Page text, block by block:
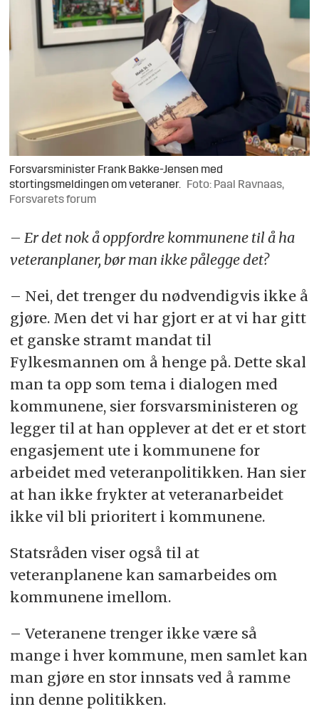
Forsvarsminister Frank Bakke-Jensen med
stortingsmeldingen om veteraner.
Foto: Paal Ravnaas,
Forsvarets forum
– Er det nok å oppfordre kommunene til å ha
veteranplaner, bør man ikke pålegge det?
– Nei, det trenger du nødvendigvis ikke å
gjøre. Men det vi har gjort er at vi har gitt
et ganske stramt mandat til
Fylkesmannen om å henge på. Dette skal
man ta opp som tema i dialogen med
kommunene, sier forsvarsministeren og
legger til at han opplever at det er et stort
engasjement ute i kommunene for
arbeidet med veteranpolitikken. Han sier
at han ikke frykter at veteranarbeidet
ikke vil bli prioritert i kommunene.
Statsråden viser også til at
veteranplanene kan samarbeides om
kommunene imellom.
– Veteranene trenger ikke være så
mange i hver kommune, men samlet kan
man gjøre en stor innsats ved å ramme
inn denne politikken.